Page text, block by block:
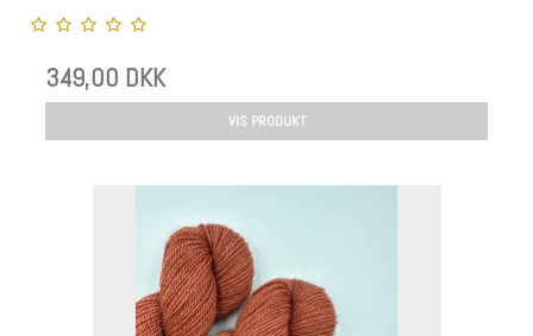
349,00 DKK
VIS PRODUKT